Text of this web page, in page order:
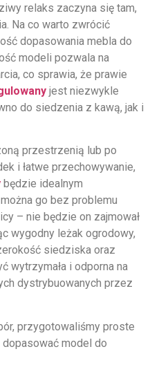
relaks zaczyna się tam,
Na co warto zwrócić
dopasowania mebla do
modeli pozwala na
co sprawia, że prawie
jest niezwykle
do siedzenia z kawą, jak i
przestrzenią lub po
i łatwe przechowywanie,
będzie idealnym
go bez problemu
– nie będzie on zajmował
wygodny leżak ogrodowy,
siedziska oraz
wytrzymała i odporna na
dystrybuowanych przez
przygotowaliśmy proste
model do